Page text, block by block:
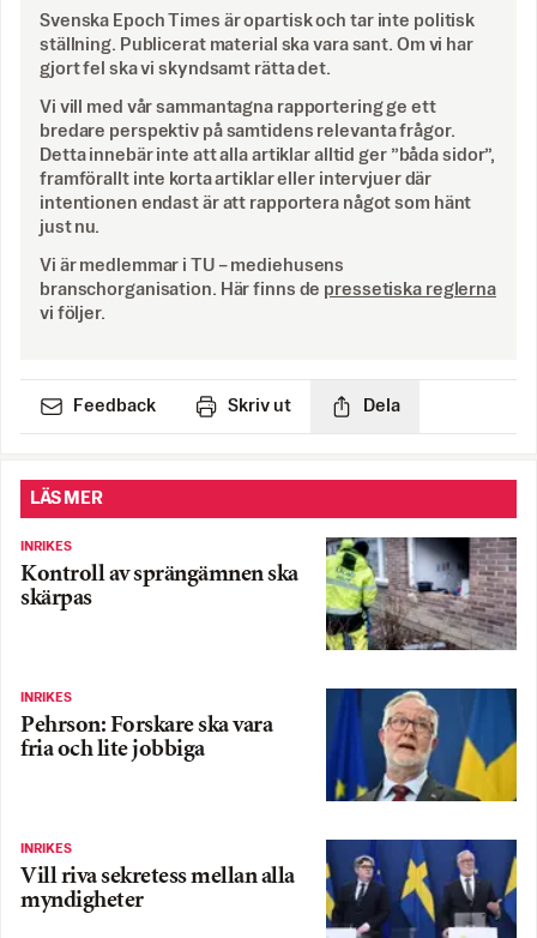
Svenska Epoch Times är opartisk och tar inte politisk
ställning. Publicerat material ska vara sant. Om vi har
gjort fel ska vi skyndsamt rätta det.
Vi vill med vår sammantagna rapportering ge ett
bredare perspektiv på samtidens relevanta frågor.
Detta innebär inte att alla artiklar alltid ger ”båda sidor”,
framförallt inte korta artiklar eller intervjuer där
intentionen endast är att rapportera något som hänt
just nu.
Vi är medlemmar i TU – mediehusens
branschorganisation. Här finns de pressetiska reglerna
vi följer.
Feedback Skriv ut Dela
LÄS MER
INRIKES
Kontroll av sprängämnen ska
skärpas
INRIKES
Pehrson: Forskare ska vara
fria och lite jobbiga
INRIKES
Vill riva sekretess mellan alla
myndigheter